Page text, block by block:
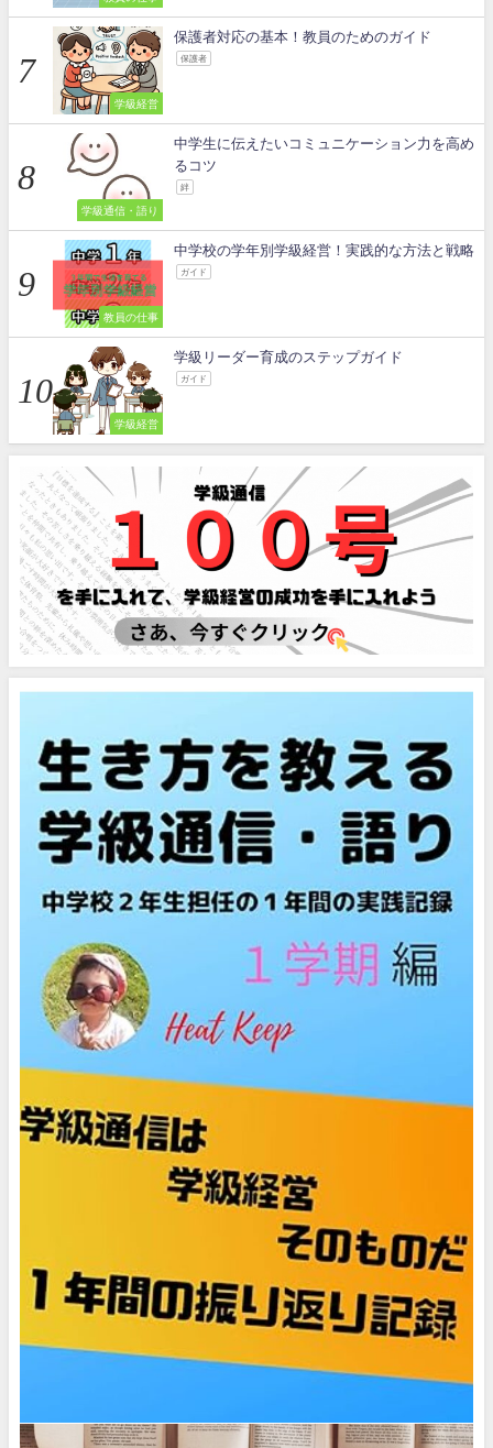
学級経営
保護者対応の基本！教員のためのガイド
保護者
学級通信・語り
中学生に伝えたいコミュニケーション力を高め
るコツ
絆
教員の仕事
中学校の学年別学級経営！実践的な方法と戦略
ガイド
学級経営
学級リーダー育成のステップガイド
ガイド